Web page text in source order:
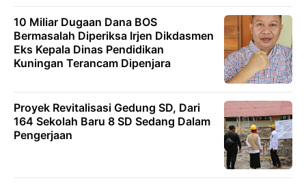
10 Miliar Dugaan Dana BOS
Bermasalah Diperiksa Irjen Dikdasmen
Eks Kepala Dinas Pendidikan
Kuningan Terancam Dipenjara
Proyek Revitalisasi Gedung SD, Dari
164 Sekolah Baru 8 SD Sedang Dalam
Pengerjaan